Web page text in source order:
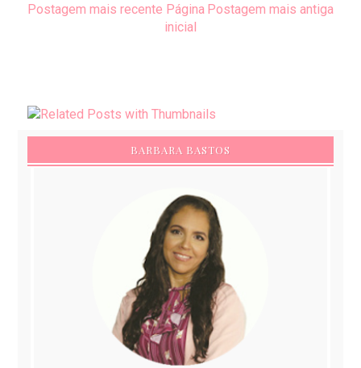
Postagem mais recente Postagem mais antiga
Página
inicial
BARBARA BASTOS